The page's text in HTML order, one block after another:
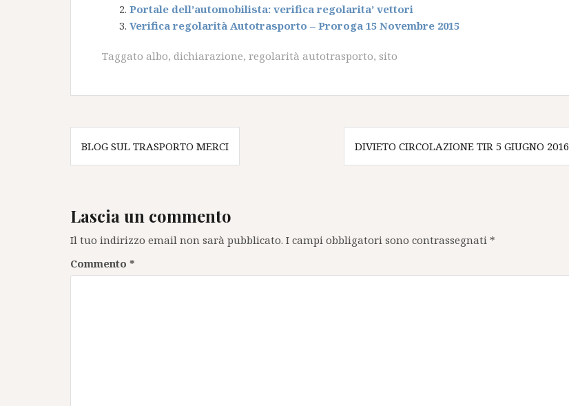
Portale dell’automobilista: verifica regolarita’ vettori
Verifica regolarità Autotrasporto – Proroga 15 Novembre 2015
Taggato albo, dichiarazione, regolarità autotrasporto, sito
Navigazione
articoli
BLOG SUL TRASPORTO MERCI DIVIETO CIRCOLAZIONE TIR 5 GIUGNO 2016
Lascia un commento
Il tuo indirizzo email non sarà pubblicato. I campi obbligatori sono contrassegnati *
Commento *